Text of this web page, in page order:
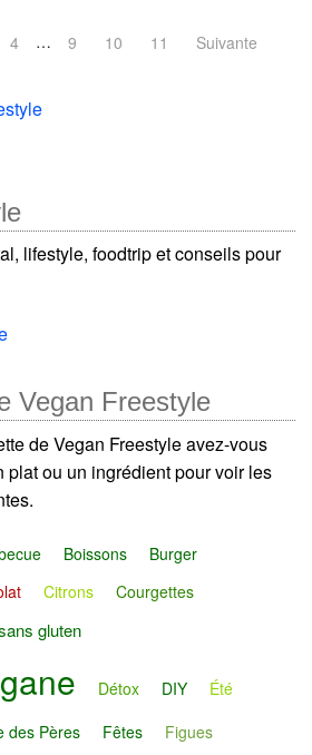
4 … 9 10 11 Suivante
lifestyle, foodtrip et conseils pour
Vegan Freestyle
de Vegan Freestyle avez-vous
ou un ingrédient pour voir les
Boissons
Burger
Citrons
Courgettes
gluten
Détox DIY
Été
des Pères Fêtes
Figues